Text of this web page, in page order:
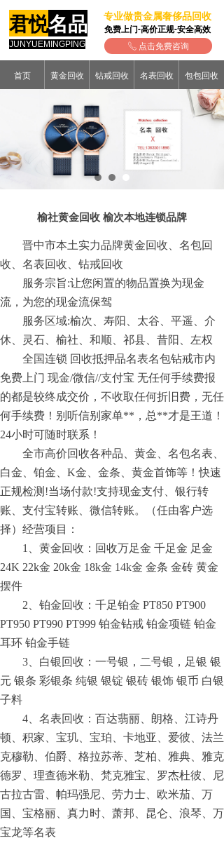
专业做贵金属奢侈品回收
免费上门-高价正规-安全高效
君悦名品
JUNYUEMINGPING ꂅ 点击免费咨询
首页 黄金回收 钻戒回收 名表回收 包包回收
榆社黄金回收 榆次本地连锁品牌
晋中市本土实力品牌黄金回收、名包回
收、名表回收、钻戒回收
服务宗旨:让您闲置的物品置换为现金
流，为您的现金流保驾
服务区域:榆次、寿阳、太谷、平遥、介
休、灵石、榆社、和顺、祁县、昔阳、左权
全国连锁 回收抵押品名表名包钻戒市内
免费上门 现金/微信//支付宝 无任何手续费报
的都是较终成交价，不收取任何折旧费，无任
何手续费！别听信别家单**，总**才是王道！
24小时可随时联系！
全市高价回收各种品、黄金、名包名表、
白金、铂金、K金、金条、黄金首饰等！快速
正规检测!当场付款!支持现金支付、银行转
账、支付宝转账、微信转账。（任由客户选
择）经营项目：
1、黄金回收：回收万足金 千足金 足金
24K 22k金 20k金 18k金 14k金 金条 金砖 黄金
摆件
2、铂金回收：千足铂金 PT850 PT900
PT950 PT990 PT999 铂金钻戒 铂金项链 铂金
耳环 铂金手链
3、白银回收：一号银，二号银，足银 银
元 银条 彩银条 纯银 银锭 银砖 银饰 银币 白银
子料
4、名表回收：百达翡丽、朗格、江诗丹
顿、积家、宝玑、宝珀、卡地亚、爱彼、法兰
克穆勒、伯爵、格拉苏蒂、芝柏、雅典、雅克
德罗、理查德米勒、梵克雅宝、罗杰杜彼、尼
古拉古雷、帕玛强尼、劳力士、欧米茄、万
国、宝格丽、真力时、萧邦、昆仑、浪琴、万
宝龙等名表